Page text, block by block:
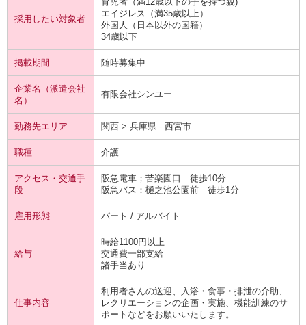
採用したい対象者
エイジレス（満35歳以上）
外国人（日本以外の国籍）
34歳以下
掲載期間 随時募集中
企業名（派遣会社
名）
有限会社シンユー
勤務先エリア 関西 > 兵庫県 - 西宮市
職種 介護
アクセス・交通手
段
阪急電車；苦楽園口 徒歩10分
阪急バス：樋之池公園前 徒歩1分
雇用形態 パート / アルバイト
給与
時給1100円以上
交通費一部支給
諸手当あり
仕事内容
利用者さんの送迎、入浴・食事・排泄の介助、
レクリエーションの企画・実施、機能訓練のサ
ポートなどをお願いいたします。